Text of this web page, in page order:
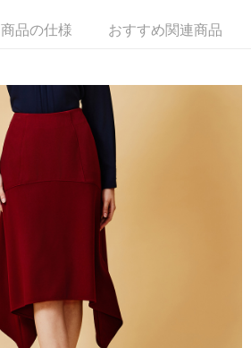
送料を確認
商品の仕様 おすすめ関連商品